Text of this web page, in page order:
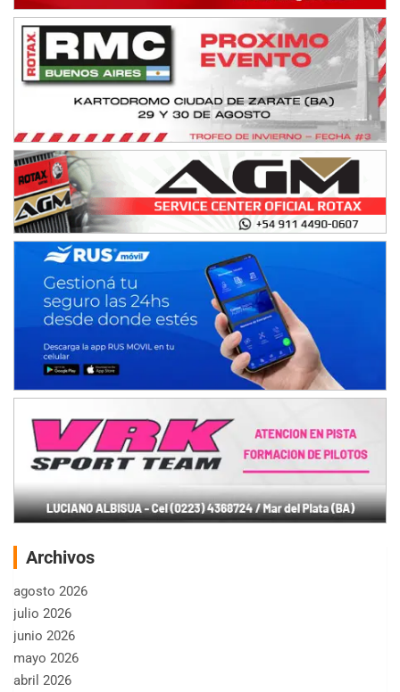
Archivos
agosto 2026
julio 2026
junio 2026
mayo 2026
abril 2026